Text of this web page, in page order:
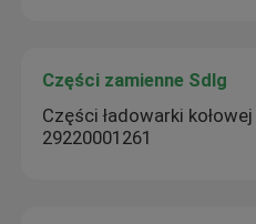
Części zamienne Sdlg
Części ładowarki
29220001261